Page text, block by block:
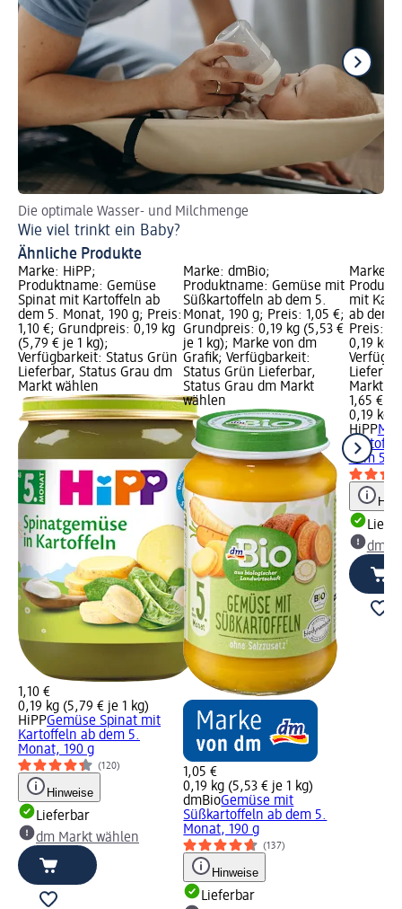
Die optimale Wasser- und Milchmenge
Wie viel trinkt ein Baby?
Ähnliche Produkte
Marke: HiPP;
Produktname: Gemüse
Spinat mit Kartoffeln ab
dem 5. Monat, 190 g; Preis:
1,10 €; Grundpreis: 0,19 kg
(5,79 € je 1 kg);
Verfügbarkeit: Status Grün
Lieferbar, Status Grau dm
Markt wählen
1,10 €
0,19 kg (5,79 € je 1 kg)
HiPPGemüse Spinat mit
Kartoffeln ab dem 5.
Monat, 190 g
(120)
Hinweise
Lieferbar
dm Markt wählen
Marke: dmBio;
Produktname: Gemüse mit
Süßkartoffeln ab dem 5.
Monat, 190 g; Preis: 1,05 €;
Grundpreis: 0,19 kg (5,53 €
je 1 kg); Marke von dm
Grafik; Verfügbarkeit:
Status Grün Lieferbar,
Status Grau dm Markt
wählen
1,05 €
0,19 kg (5,53 € je 1 kg)
dmBioGemüse mit
Süßkartoffeln ab dem 5.
Monat, 190 g
(137)
Hinweise
Lieferbar
Marke:
mit
ab dem
Preis:
0,19 kg
Markt
1,65 €
0,19 kg
HiPP
dem
dm